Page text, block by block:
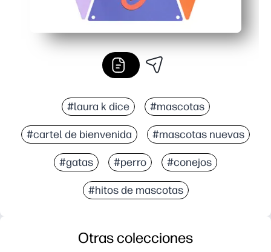
#laura k dice #mascotas
#cartel de bienvenida #mascotas nuevas
#gatas #perro #conejos
#hitos de mascotas
Otras colecciones